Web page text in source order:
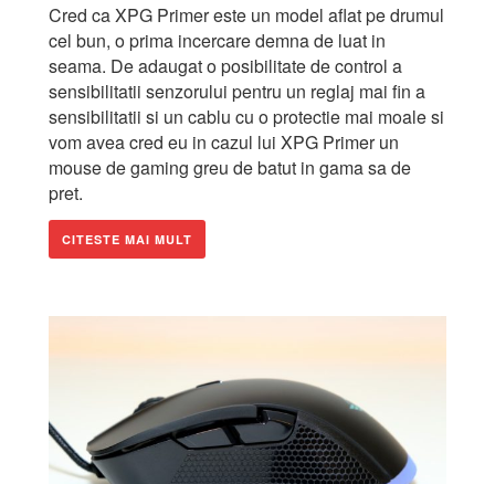
Cred ca XPG Primer este un model aflat pe drumul
cel bun, o prima incercare demna de luat in
seama. De adaugat o posibilitate de control a
sensibilitatii senzorului pentru un reglaj mai fin a
sensibilitatii si un cablu cu o protectie mai moale si
vom avea cred eu in cazul lui XPG Primer un
mouse de gaming greu de batut in gama sa de
pret.
CITESTE MAI MULT